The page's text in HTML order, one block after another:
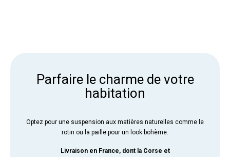
Parfaire le charme de votre
habitation
Optez pour une suspension aux matières naturelles comme le
rotin ou la paille pour un look bohème.
Livraison en France, dont la Corse et